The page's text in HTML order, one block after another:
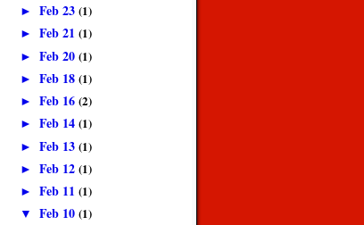
►Feb 23(1)
►Feb 21(1)
►Feb 20(1)
►Feb 18(1)
►Feb 16(2)
►Feb 14(1)
►Feb 13(1)
►Feb 12(1)
►Feb 11(1)
▼Feb 10(1)